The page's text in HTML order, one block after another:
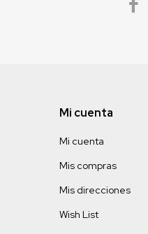

Mi cuenta
Mi cuenta
Mis compras
Mis direcciones
Wish List